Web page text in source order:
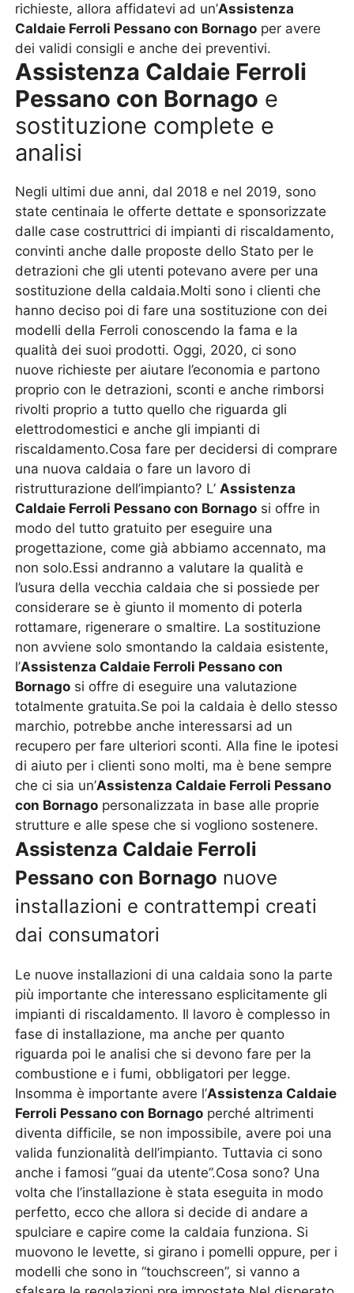
richieste, allora affidatevi ad un’Assistenza
Caldaie Ferroli Pessano con Bornago per avere
dei validi consigli e anche dei preventivi.
Assistenza Caldaie Ferroli
Pessano con Bornago e
sostituzione complete e
analisi
Negli ultimi due anni, dal 2018 e nel 2019, sono
state centinaia le offerte dettate e sponsorizzate
dalle case costruttrici di impianti di riscaldamento,
convinti anche dalle proposte dello Stato per le
detrazioni che gli utenti potevano avere per una
sostituzione della caldaia.Molti sono i clienti che
hanno deciso poi di fare una sostituzione con dei
modelli della Ferroli conoscendo la fama e la
qualità dei suoi prodotti. Oggi, 2020, ci sono
nuove richieste per aiutare l’economia e partono
proprio con le detrazioni, sconti e anche rimborsi
rivolti proprio a tutto quello che riguarda gli
elettrodomestici e anche gli impianti di
riscaldamento.Cosa fare per decidersi di comprare
una nuova caldaia o fare un lavoro di
ristrutturazione dell’impianto? L’Assistenza
Caldaie Ferroli Pessano con Bornago si offre in
modo del tutto gratuito per eseguire una
progettazione, come già abbiamo accennato, ma
non solo.Essi andranno a valutare la qualità e
l’usura della vecchia caldaia che si possiede per
considerare se è giunto il momento di poterla
rottamare, rigenerare o smaltire. La sostituzione
non avviene solo smontando la caldaia esistente,
l’Assistenza Caldaie Ferroli Pessano con
Bornago si offre di eseguire una valutazione
totalmente gratuita.Se poi la caldaia è dello stesso
marchio, potrebbe anche interessarsi ad un
recupero per fare ulteriori sconti. Alla fine le ipotesi
di aiuto per i clienti sono molti, ma è bene sempre
che ci sia un’Assistenza Caldaie Ferroli Pessano
con Bornago personalizzata in base alle proprie
strutture e alle spese che si vogliono sostenere.
Assistenza Caldaie Ferroli
Pessano con Bornago nuove
installazioni e contrattempi creati
dai consumatori
Le nuove installazioni di una caldaia sono la parte
più importante che interessano esplicitamente gli
impianti di riscaldamento. Il lavoro è complesso in
fase di installazione, ma anche per quanto
riguarda poi le analisi che si devono fare per la
combustione e i fumi, obbligatori per legge.
Insomma è importante avere l’Assistenza Caldaie
Ferroli Pessano con Bornago perché altrimenti
diventa difficile, se non impossibile, avere poi una
valida funzionalità dell’impianto. Tuttavia ci sono
anche i famosi “guai da utente”.Cosa sono? Una
volta che l’installazione è stata eseguita in modo
perfetto, ecco che allora si decide di andare a
spulciare e capire come la caldaia funziona. Si
muovono le levette, si girano i pomelli oppure, per i
modelli che sono in “touchscreen”, si vanno a